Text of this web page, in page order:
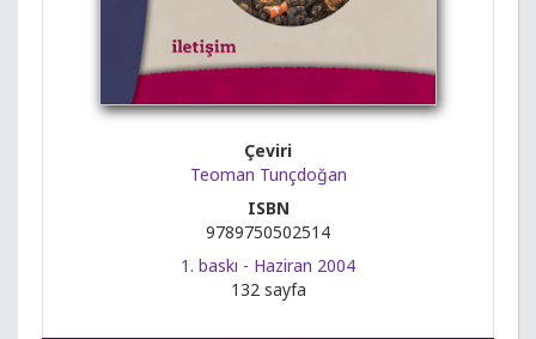
Çeviri
Teoman Tunçdoğan
ISBN
9789750502514
1. baskı - Haziran 2004
132 sayfa